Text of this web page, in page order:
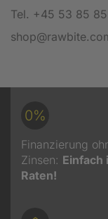
Tel. +45 53 85
0%
Finanzierung
Zinsen: Einfach
Raten!